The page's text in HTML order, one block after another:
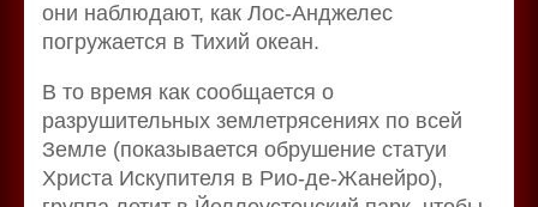
они наблюдают, как Лос-Анджелес
погружается в Тихий океан.
В то время как сообщается о
разрушительных землетрясениях по всей
Земле (показывается обрушение статуи
Христа Искупителя в Рио-де-Жанейро),